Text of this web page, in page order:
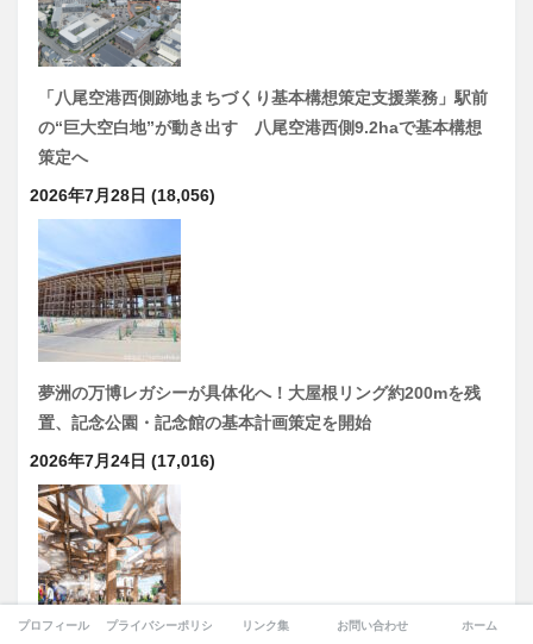
「八尾空港西側跡地まちづくり基本構想策定支援業務」駅前
の“巨大空白地”が動き出す 八尾空港西側9.2haで基本構想
策定へ
2026年7月28日 (18,056)
夢洲の万博レガシーが具体化へ！大屋根リング約200mを残
置、記念公園・記念館の基本計画策定を開始
2026年7月24日 (17,016)
プロフィール プライバシーポリシー リンク集 お問い合わせ ホーム